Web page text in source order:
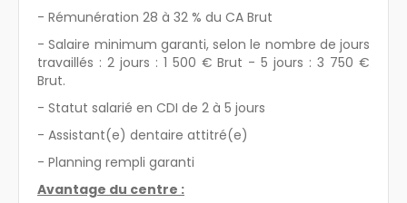
- Rémunération 28 à 32 % du CA Brut
- Salaire minimum garanti, selon le nombre de jours
travaillés : 2 jours : 1 500 € Brut - 5 jours : 3 750 €
Brut.
- Statut salarié en CDI de 2 à 5 jours
- Assistant(e) dentaire attitré(e)
- Planning rempli garanti
Avantage du centre :